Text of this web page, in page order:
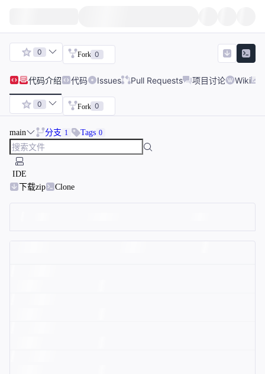
0 Fork 0
代码介绍 代码 Issues Pull Requests 项目讨论 Wiki
0 Fork 0
main 分支 1 Tags 0
IDE
下载zip
Clone